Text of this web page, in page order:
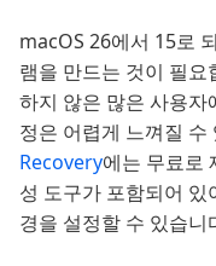
macOS 26에서 15로
램을 만드는 것이 필
하지 않은 많은 사용
정은 어렵게 느껴질 수
Recovery에는 무료로
성 도구가 포함되어
경을 설정할 수 있습니